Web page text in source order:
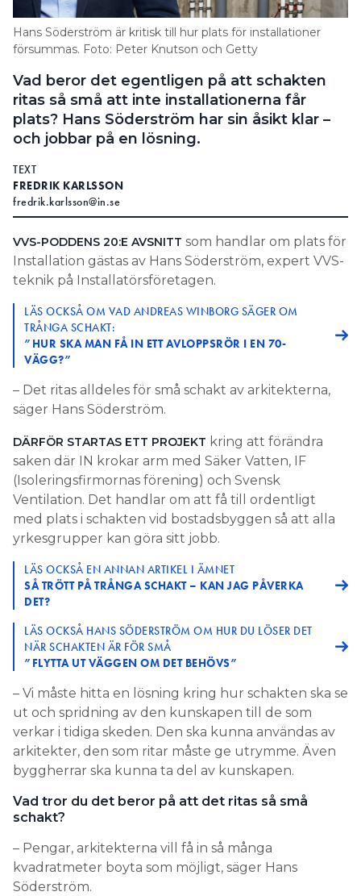
Information om GDPR
Search for:
SEARCH
Hans Söderström är kritisk till hur plats för installationer
försummas. Foto: Peter Knutson och Getty
Vad beror det egentligen på att schakten
ritas så små att inte installationerna får
plats? Hans Söderström har sin åsikt klar –
och jobbar på en lösning.
TEXT
FREDRIK KARLSSON
fredrik.karlsson@in.se
VVS-PODDENS 20:E AVSNITT som handlar om plats för
Installation gästas av Hans Söderström, expert VVS-
teknik på Installatörsföretagen.
LÄS OCKSÅ OM VAD ANDREAS WINBORG SÄGER OM
TRÅNGA SCHAKT:
”HUR SKA MAN FÅ IN ETT AVLOPPSRÖR I EN 70-
VÄGG?”
– Det ritas alldeles för små schakt av arkitekterna,
säger Hans Söderström.
DÄRFÖR STARTAS ETT PROJEKT kring att förändra
saken där IN krokar arm med Säker Vatten, IF
(Isoleringsfirmornas förening) och Svensk
Ventilation. Det handlar om att få till ordentligt
med plats i schakten vid bostadsbyggen så att alla
yrkesgrupper kan göra sitt jobb.
LÄS OCKSÅ EN ANNAN ARTIKEL I ÄMNET
SÅ TRÖTT PÅ TRÅNGA SCHAKT – KAN JAG PÅVERKA
DET?
LÄS OCKSÅ HANS SÖDERSTRÖM OM HUR DU LÖSER DET
NÄR SCHAKTEN ÄR FÖR SMÅ
”FLYTTA UT VÄGGEN OM DET BEHÖVS”
– Vi måste hitta en lösning kring hur schakten ska se
ut och spridning av den kunskapen till de som
verkar i tidiga skeden. Den ska kunna användas av
arkitekter, den som ritar måste ge utrymme. Även
byggherrar ska kunna ta del av kunskapen.
Vad tror du det beror på att det ritas så små
schakt?
– Pengar, arkitekterna vill få in så många
kvadratmeter boyta som möjligt, säger Hans
Söderström.